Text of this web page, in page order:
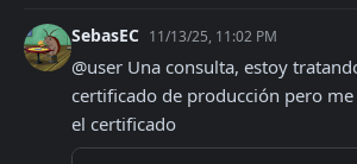
SebasEC 11/13/25, 11:02 PM
@user Una consulta, estoy
certificado de producción pero
el certificado